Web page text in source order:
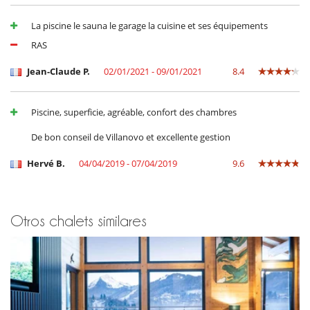
En el exterior
Barbacoa
Terraza(s)
Caja fuerte
Niños
Los niños son bienvenidos
Acceso a internet (modem)
Acceso a internet (wifi)
Calentadores de botas
Piscina interior climatizada
Piscina interior privada
Sauna
Sistema de seguridad para piscinas
Ski room
La piscine le sauna le garage la cuisine et ses équipements
RAS
Jean-Claude P. 02/01/2021 - 09/01/2021 8.4
Piscine, superficie, agréable, confort des chambres
De bon conseil de Villanovo et excellente gestion
Hervé B. 04/04/2019 - 07/04/2019 9.6
Otros chalets similares